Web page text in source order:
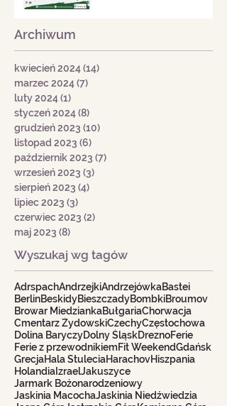
Archiwum
kwiecień 2024(14)
marzec 2024(7)
luty 2024(1)
styczeń 2024(8)
grudzień 2023 (10)
listopad 2023 (6)
październik 2023 (7)
wrzesień 2023 (3)
sierpień 2023 (4)
lipiec 2023 (3)
czerwiec 2023 (2)
maj 2023 (8)
Wyszukaj wg tagów
AdrspachAndrzejkiAndrzejówkaBastei
BerlinBeskidyBieszczadyBombkiBroumov
Browar MiedziankaBułgariaChorwacja
Cmentarz ŻydowskiCzechyCzęstochowa
Dolina BaryczyDolny ŚląskDreznoFerie
Ferie z przewodnikiemFit WeekendGdańsk
GrecjaHala StuleciaHarachovHiszpania
Holandia IzraelJakuszyce
Jarmark Bożonarodzeniowy
Jaskinia MacochaJaskinia Niedźwiedzia